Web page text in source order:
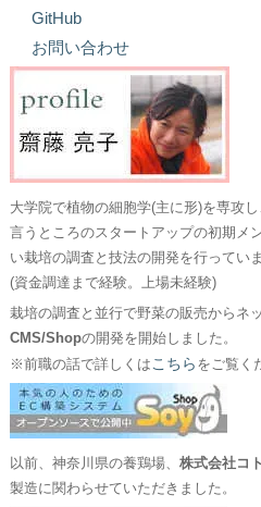
GitHub
お問い合わせ
大学院で植物の細胞学(主に形)を専攻
言うところのスタートアップの初期メ
い栽培の調査と技法の開発を行っていま
(資金調達まで経験。上場未経験)
栽培の調査と並行で野菜の販売からネ
CMS/Shopの開発を開始しました。
※前職の話で詳しくはこちら をご覧く
以前、神奈川県の養鶏場、 株式会社コ
製造に関わらせていただきました。